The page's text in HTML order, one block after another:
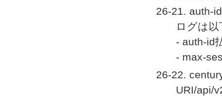
26-21. auth-
ログは
- auth-id
- max-
26-22.
URI/api/